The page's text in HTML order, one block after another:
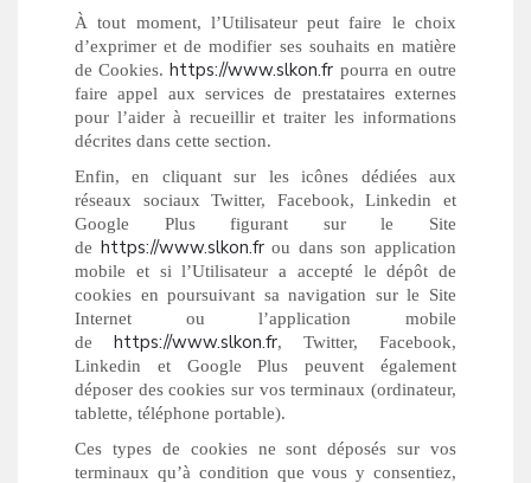
À tout moment, l’Utilisateur peut faire le choix
d’exprimer et de modifier ses souhaits en matière
de Cookies. https://www.slkon.fr pourra en outre
faire appel aux services de prestataires externes
pour l’aider à recueillir et traiter les informations
décrites dans cette section.
Enfin, en cliquant sur les icônes dédiées aux
réseaux sociaux Twitter, Facebook, Linkedin et
Google Plus figurant sur le Site
de https://www.slkon.frou dans son application
mobile et si l’Utilisateur a accepté le dépôt de
cookies en poursuivant sa navigation sur le Site
Internet ou l’application mobile
de https://www.slkon.fr, Twitter, Facebook,
Linkedin et Google Plus peuvent également
déposer des cookies sur vos terminaux (ordinateur,
tablette, téléphone portable).
Ces types de cookies ne sont déposés sur vos
terminaux qu’à condition que vous y consentiez,